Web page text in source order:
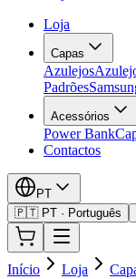
Loja
Capas
Azulejos
Padrões
Acessórios
Power Bank
Contactos
PT
🇵🇹 PT · Português
Início Loja